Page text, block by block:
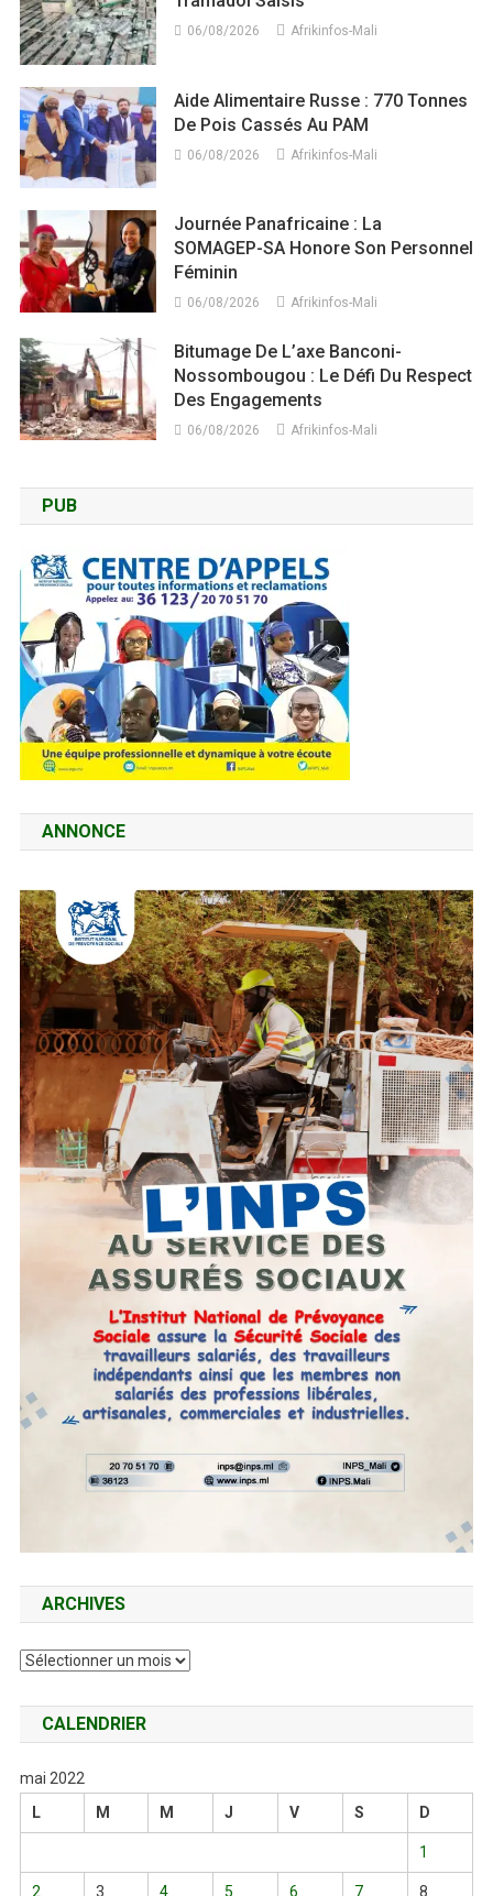
06/08/2026 Afrikinfos-Mali
Aide Alimentaire Russe : 770 Tonnes
De Pois Cassés Au PAM
06/08/2026 Afrikinfos-Mali
Journée Panafricaine : La
SOMAGEP-SA Honore Son Personnel
Féminin
06/08/2026 Afrikinfos-Mali
Bitumage De L’axe Banconi-
Nossombougou : Le Défi Du Respect
Des Engagements
06/08/2026 Afrikinfos-Mali
PUB
ANNONCE
ARCHIVES
Archives
CALENDRIER
mai 2022
L
M M J V S D
1
2 3 4 5 6 7 8